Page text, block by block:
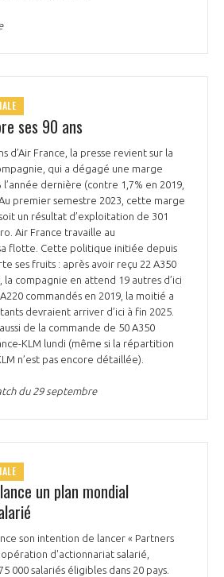
LE MÉDIATEUR DE LA FILIÈRE
ses 90 ans
d’Air France, la presse revient sur la
qui a dégagé une marge
dernière (contre 1,7% en 2019,
premier semestre 2023, cette marge
un résultat d’exploitation de 301
Air France travaille au
flotte. Cette politique initiée depuis
ses fruits : après avoir reçu 22 A350
la compagnie en attend 19 autres d’ici
commandés en 2019, la moitié a
devraient arriver d’ici à fin 2025.
de la commande de 50 A350
KLM lundi (même si la répartition
n’est pas encore détaillée).
du 29 septembre
un plan mondial
son intention de lancer « Partners
d'actionnariat salarié,
000 salariés éligibles dans 20 pays.